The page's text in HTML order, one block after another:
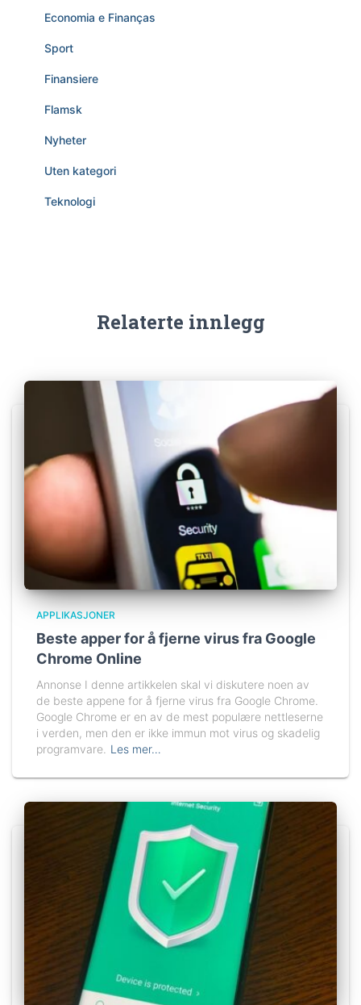
Economia e Finanças
Sport
Finansiere
Flamsk
Nyheter
Uten kategori
Teknologi
Relaterte innlegg
APPLIKASJONER
Beste apper for å fjerne virus fra Google
Chrome Online
Annonse I denne artikkelen skal vi diskutere noen av
de beste appene for å fjerne virus fra Google Chrome.
Google Chrome er en av de mest populære nettleserne
i verden, men den er ikke immun mot virus og skadelig
programvare. Les mer…